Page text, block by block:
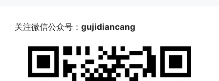
关注微信公众号： gujidiancang